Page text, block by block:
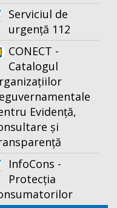
Serviciul de
urgență 112
CONECT -
Catalogul
Evidență,
și
InfoCons -
Protecția